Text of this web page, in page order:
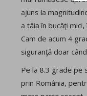
ajuns la
a tăia în bucăţi
Cam de acum 4
siguranţă doar
Pe la 8.3 grade pe
prin România,